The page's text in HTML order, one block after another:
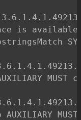
is available